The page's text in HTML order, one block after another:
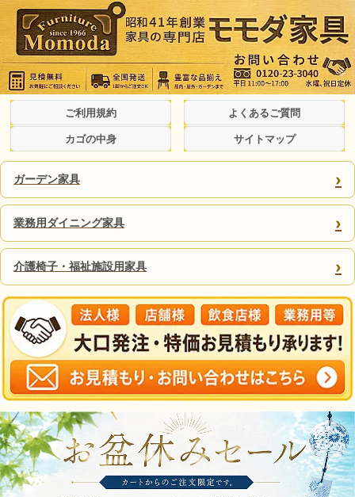
ご利用規約 よくあるご質問
カゴの中身 サイトマップ
ガーデン家具 ›
業務用ダイニング家具 ›
介護椅子・福祉施設用家具 ›